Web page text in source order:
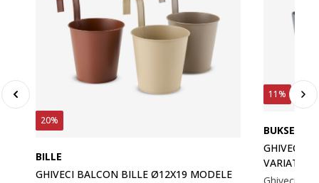
20%
BILLE
GHIVECI BALCON BILLE Ø12X19 MODELE
11%
BUKSEBIE
GHIVECI
VARIATE